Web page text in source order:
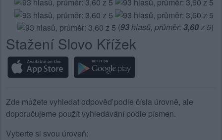
(93hlasů, průměr:3,60z 5)
Stažení Slovo Křížek
Zde můžete vyhledat odpověď podle čísla úrovně, ale
doporučujeme použít vyhledávání podle písmen.
Vyberte si svou úroveň: